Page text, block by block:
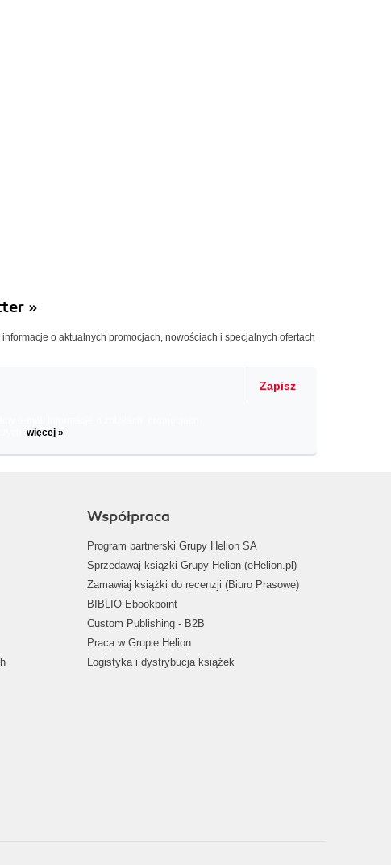
»
o aktualnych promocjach, nowościach i specjalnych ofertach
Zapisz
więcej »
Współpraca
Program partnerski Grupy Helion SA
Sprzedawaj książki Grupy Helion (eHelion.pl)
Zamawiaj książki do recenzji (Biuro Prasowe)
BIBLIO Ebookpoint
Custom Publishing - B2B
Praca w Grupie Helion
Logistyka i dystrybucja książek